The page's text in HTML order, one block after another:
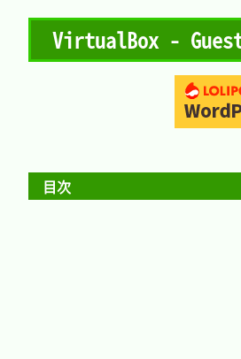
VirtualBox -
目次